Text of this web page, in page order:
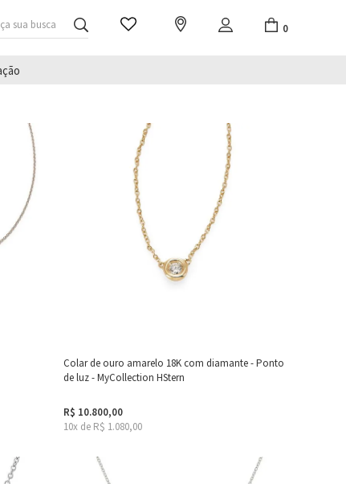
sua busca 0
Colar de ouro amarelo 18K com diamante - Ponto
de luz - MyCollection HStern
R$ 10.800,00
10x de R$ 1.080,00